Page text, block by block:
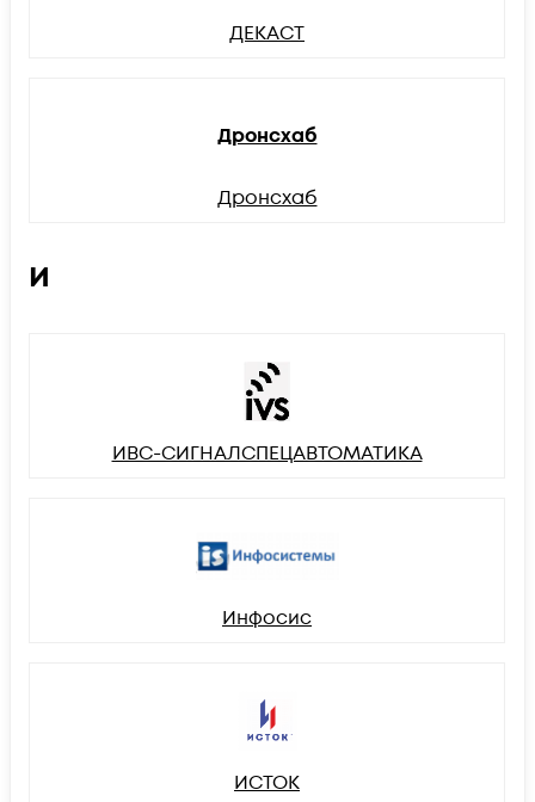
ДЕКАСТ
Дронсхаб
Дронсхаб
И
ИВС-СИГНАЛСПЕЦАВТОМАТИКА
Инфосис
ИСТОК